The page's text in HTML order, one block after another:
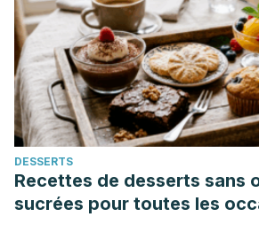
INTA. Mejoramiento genético del
del aceite de maíz.Rev de Invest
( 2).Disponible en:
https://www.redalyc.org/jatsRepo/
DESSERTS
Recettes de desserts sans
sucrées pour toutes les